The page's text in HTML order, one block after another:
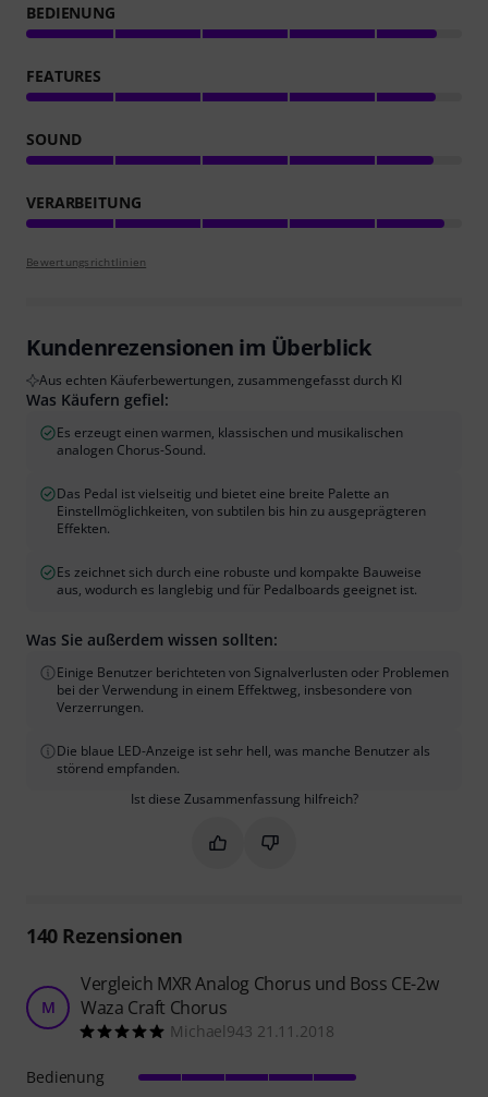
BEDIENUNG
FEATURES
SOUND
VERARBEITUNG
Bewertungsrichtlinien
Kundenrezensionen im Überblick
Aus echten Käuferbewertungen, zusammengefasst durch KI
Was Käufern gefiel:
Es erzeugt einen warmen, klassischen und musikalischen
analogen Chorus-Sound.
Das Pedal ist vielseitig und bietet eine breite Palette an
Einstellmöglichkeiten, von subtilen bis hin zu ausgeprägteren
Effekten.
Es zeichnet sich durch eine robuste und kompakte Bauweise
aus, wodurch es langlebig und für Pedalboards geeignet ist.
Was Sie außerdem wissen sollten:
Einige Benutzer berichteten von Signalverlusten oder Problemen
bei der Verwendung in einem Effektweg, insbesondere von
Verzerrungen.
Die blaue LED-Anzeige ist sehr hell, was manche Benutzer als
störend empfanden.
Ist diese Zusammenfassung hilfreich?
Markieren Sie diese
Markieren Sie diese
140Rezensionen
M
Vergleich MXR Analog Chorus und Boss CE-2w
Waza Craft Chorus
Michael943 21.11.2018
Bedienung